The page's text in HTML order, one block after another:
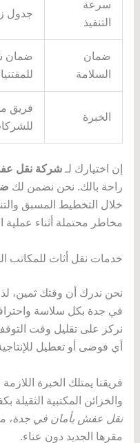
سرعة
التنفيذ
جدول
ضمان
السلامة
ضمان
الخبرة
فريق
إن اختيارك لـ شركة نقل
راحة بالك. نحن نضمن لك
خلال التخطيط المسبق
مخاطر محتملة أثناء عملية
خدمات نقل أثاث للمكاتب
نحن ندرك أن وقتك ثمين،
في جدة بكل سلاسة
نركز على تقليل وقت
أي فوضى أو تعطيل
فريقنا يمتلك الخبرة
والخزائن المكتبية
نقل عفش بأمان في جدة،
مقرها الجديد دون عناء.